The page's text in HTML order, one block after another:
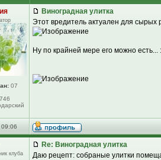
07
Виноградная улитка
Этот вредитель актуален для
Ну по крайней мере его можно есть...
09:06
клуба
Re: Виноградная улитка
Даю рецепт: собраные улитки